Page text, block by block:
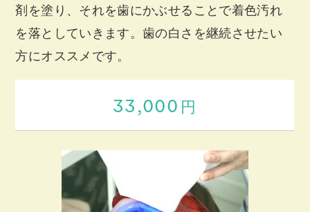
剤を塗り、それを歯にかぶせることで着色汚れ
を落としていきます。歯の白さを継続させたい
方にオススメです。
33,000 円